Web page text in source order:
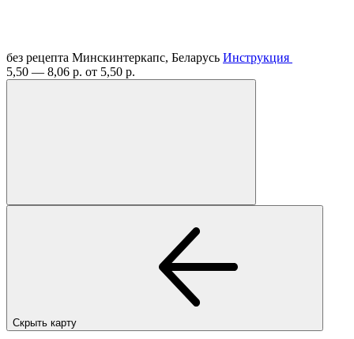
без рецепта Минскинтеркапс, Беларусь Инструкция
5,50 — 8,06 р. от 5,50 р.
Скрыть карту